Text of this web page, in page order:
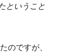
ということ
のですが、